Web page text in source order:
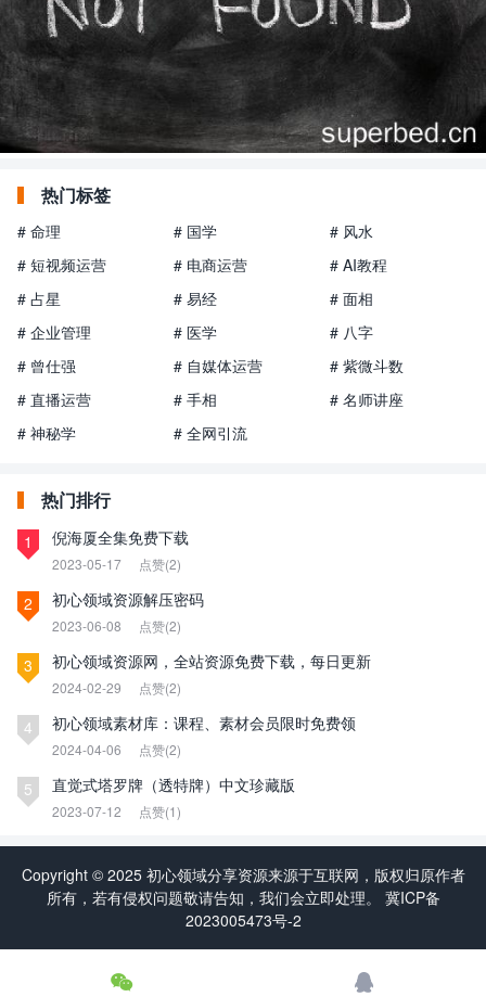
 
热门标签
# 命理 # 国学
# 风水
# 短视频运营
# 电商运营
# AI教程
# 占星
# 易经
# 面相
# 企业管理
# 医学
# 八字
# 曾仕强
# 自媒体运营
# 紫微斗数
# 直播运营
# 手相
# 名师讲座
# 神秘学
# 全网引流
热门排行
1 倪海厦全集免费下载
2023-05-17 点赞(2)
2 初心领域资源解压密码
2023-06-08 点赞(2)
3 初心领域资源网，全站资源免费下载，每日更新
2024-02-29 点赞(2)
4 初心领域素材库：课程、素材会员限时免费领
2024-04-06 点赞(2)
5 直觉式塔罗牌（透特牌）中文珍藏版
2023-07-12 点赞(1)
Copyright © 2025 初心领域分享资源来源于互联网，版权归原作者
所有，若有侵权问题敬请告知，我们会立即处理。 冀ICP备
2023005473号-2